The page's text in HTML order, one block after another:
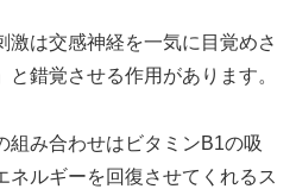
激は交感神経を一気に目覚めさ
錯覚させる作用があります。
組み合わせはビタミンB1の吸
ネルギーを回復させてくれるス